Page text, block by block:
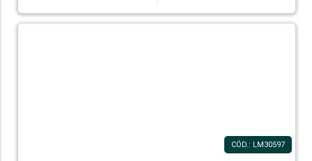
CÓD.: LM30597